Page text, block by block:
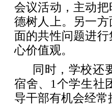
会议活动，主动
德树人上。另一
面的共性问题进
心价值观。
同时，学校还
宿舍、1个学生社
导干部有机会经